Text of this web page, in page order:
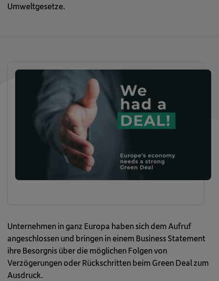
Umweltgesetze.
Unternehmen in ganz Europa haben sich dem Aufruf
angeschlossen und bringen in einem Business Statement
ihre Besorgnis über die möglichen Folgen von
Verzögerungen oder Rückschritten beim Green Deal zum
Ausdruck.